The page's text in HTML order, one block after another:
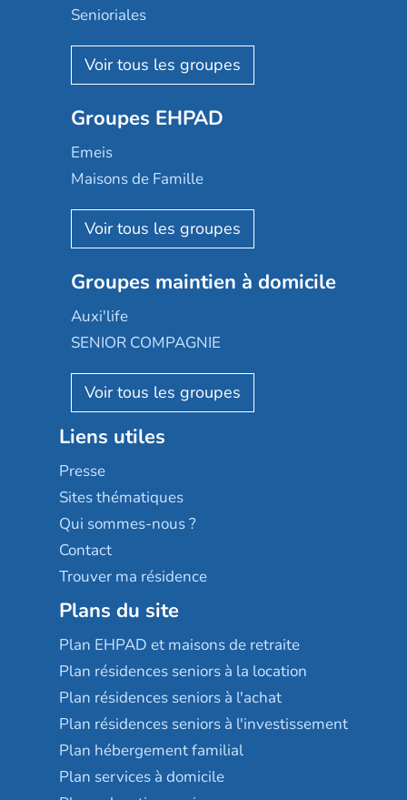
Senioriales
Nohée
Les Résidentiels
Mobicap
Domusvi
Happy Senior
Aquarelia
Nexity edenea
Les jardins d'Arcadie
Occitalia
Appartseniors
Reseda
Stella management
Les villages d'or
Sérénys
Résidences services Villa Médicis
Groupes EHPAD
Emeis
Maisons de Famille
Korian
Emera
Groupe SOS
Le Noble Âge
Almage
Résidalya
Groupe aplus
Groupes maintien à domicile
Auxi'life
SENIOR COMPAGNIE
AGE D'OR Services
Liens utiles
Presse
Sites thématiques
Qui sommes-nous ?
Contact
Trouver ma résidence
Plans du site
Plan EHPAD et maisons de retraite
Plan résidences seniors à la location
Plan résidences seniors à l'achat
Plan résidences seniors à l'investissement
Plan hébergement familial
Plan services à domicile